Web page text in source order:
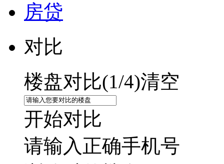
房贷
对比
楼盘对比(1/4)清空
开始对比
请输入正确手机号